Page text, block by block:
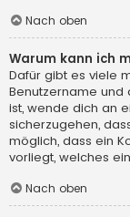
Nach oben
Warum kann ich
Dafür gibt es viele
Benutzername und
ist, wende dich an
sicherzugehen,
möglich, dass ein
vorliegt, welches
Nach oben